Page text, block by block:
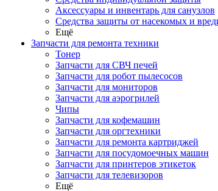
Аксессуары и инвентарь для санузлов
Средства защиты от насекомых и
Ещё
Запчасти для ремонта техники
Тонер
Запчасти для СВЧ печей
Запчасти для робот пылесосов
Запчасти для мониторов
Запчасти для аэрогрилей
Чипы
Запчасти для кофемашин
Запчасти для оргтехники
Запчасти для ремонта картриджей
Запчасти для посудомоечных машин
Запчасти для принтеров этикеток
Запчасти для телевизоров
Ещё